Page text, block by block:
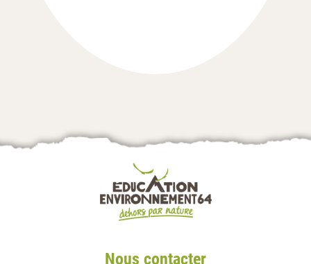
Nous contacter